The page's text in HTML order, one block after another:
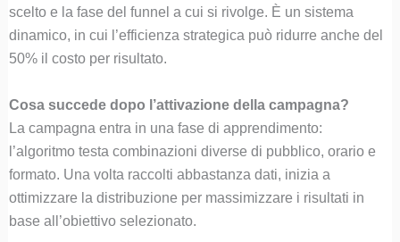
scelto e la fase del funnel a cui si rivolge. È un sistema
dinamico, in cui l’efficienza strategica può ridurre anche del
50% il costo per risultato.
Cosa succede dopo l’attivazione della campagna?
La campagna entra in una fase di apprendimento:
l’algoritmo testa combinazioni diverse di pubblico, orario e
formato. Una volta raccolti abbastanza dati, inizia a
ottimizzare la distribuzione per massimizzare i risultati in
base all’obiettivo selezionato.